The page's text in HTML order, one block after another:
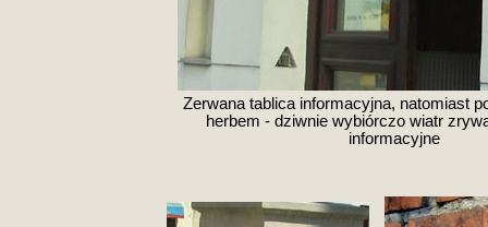
Zerwana tablica informacyjna, natomiast
herbem - dziwnie wybiórczo wiatr
informacyjne